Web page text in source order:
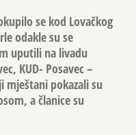
se kod Lovačkog
odakle su se
uputili na livadu
KUD- Posavec –
mještani pokazali su
a članice su